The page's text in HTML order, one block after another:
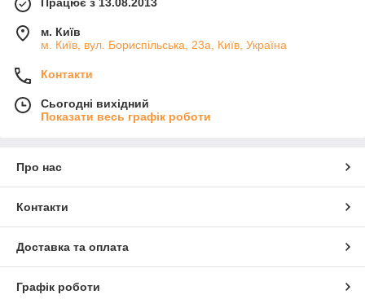
м. Київ
м. Київ, вул. Бориспільська, 23а, Київ, Україна
Контакти
Сьогодні вихідний
Показати весь графік роботи
Про нас
Контакти
Доставка та оплата
Графік роботи